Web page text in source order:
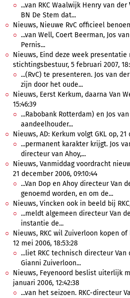
...van RKC Waalwijk Henry van der
BN De Stem dat...
Nieuws, Nieuwe RvC officieel
...van Well, Coert Beerman, Jos
Pernis...
Nieuws, Eind deze week presentatie
stichtingsbestuur, 5 februari 2007,
...(RvC) te presenteren. Jos van der
zijn door het oude...
Nieuws, Eerst Kerkum, daarna Van
15:46:39
...Rabobank Rotterdam) en Jos
aandeelhouder...
Nieuws, AD: Kerkum volgt GKL op, 21
...permanent karakter krijgt. Jos
directeur van Ahoy,...
Nieuws, Vanmiddag voordracht
21 december 2006, 09:10:44
...Van Dop en Ahoy directeur Van
genoemd worden, en om de...
Nieuws, Vincken ook in beeld bij
...meldt algemeen directeur Van
instantie de...
Nieuws, RKC wil Zuiverloon kopen
12 mei 2006, 18:53:28
...liet RKC technisch directeur Van
Gianni Zuiverloon...
Nieuws, Feyenoord beslist uiterlijk
januari 2006, 12:42:38
...van het seizoen. RKC-directeur